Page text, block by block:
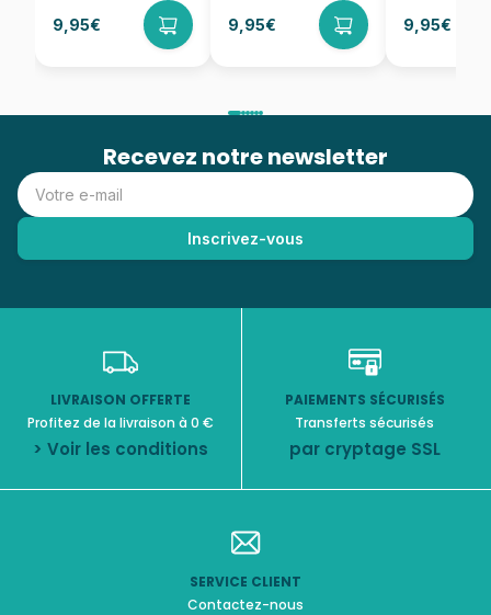
9,95€ 9,95€ 9,95€
Recevez notre newsletter
LIVRAISON OFFERTE
Profitez de la livraison à 0 €
> Voir les conditions
PAIEMENTS SÉCURISÉS
Transferts sécurisés
par cryptage SSL
SERVICE CLIENT
Contactez-nous